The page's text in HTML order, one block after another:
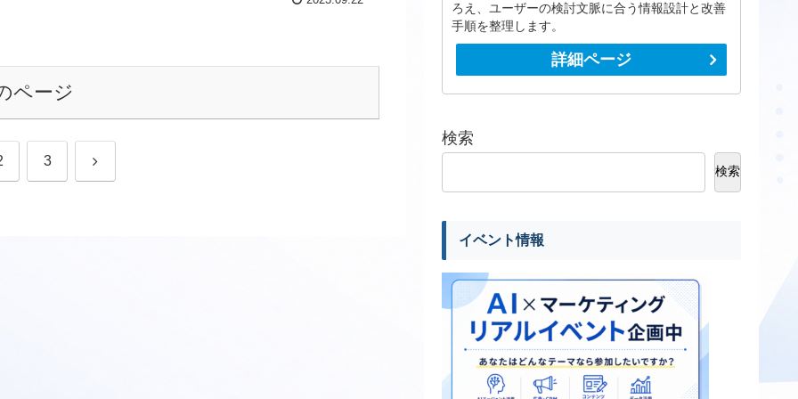
ページ
3 次
ろえ、ユーザーの検討文脈に合う情報設計と改善
手順を整理します。
詳細ページ
検索
検索
イベント情報